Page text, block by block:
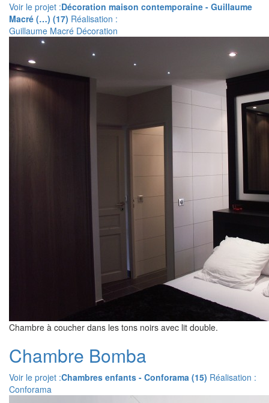
Voir le projet :Décoration maison contemporaine - Guillaume
Macré (…) (17) Réalisation :
Guillaume Macré Décoration
Chambre à coucher dans les tons noirs avec lit double.
Chambre Bomba
Voir le projet :Chambres enfants - Conforama (15) Réalisation :
Conforama